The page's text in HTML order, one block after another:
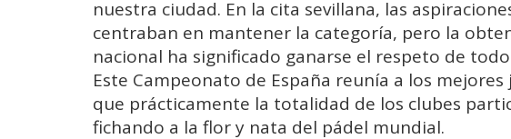
nuestra ciudad. En la cita sevillana, las
centraban en mantener la categoría, pero la
nacional ha significado ganarse el respeto de
Este Campeonato de España reunía a los
que prácticamente la totalidad de los clubes
fichando a la flor y nata del pádel mundial.